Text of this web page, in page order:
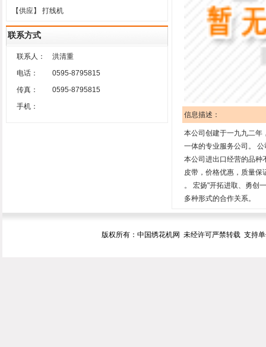
【供应】 打线机
联系方式
联系人：
洪清重
电话：
0595-8795815
传真：
0595-8795815
手机：
信息描述：
本公司创建于一九九二年
一体的专业服务公司。
本公司进出口经营的品种
皮带，价格优惠，质量保
。 宏扬"开拓进取、勇创
多种形式的合作关系。
版权所有：中国绣花机网 未经许可严禁转载 支持